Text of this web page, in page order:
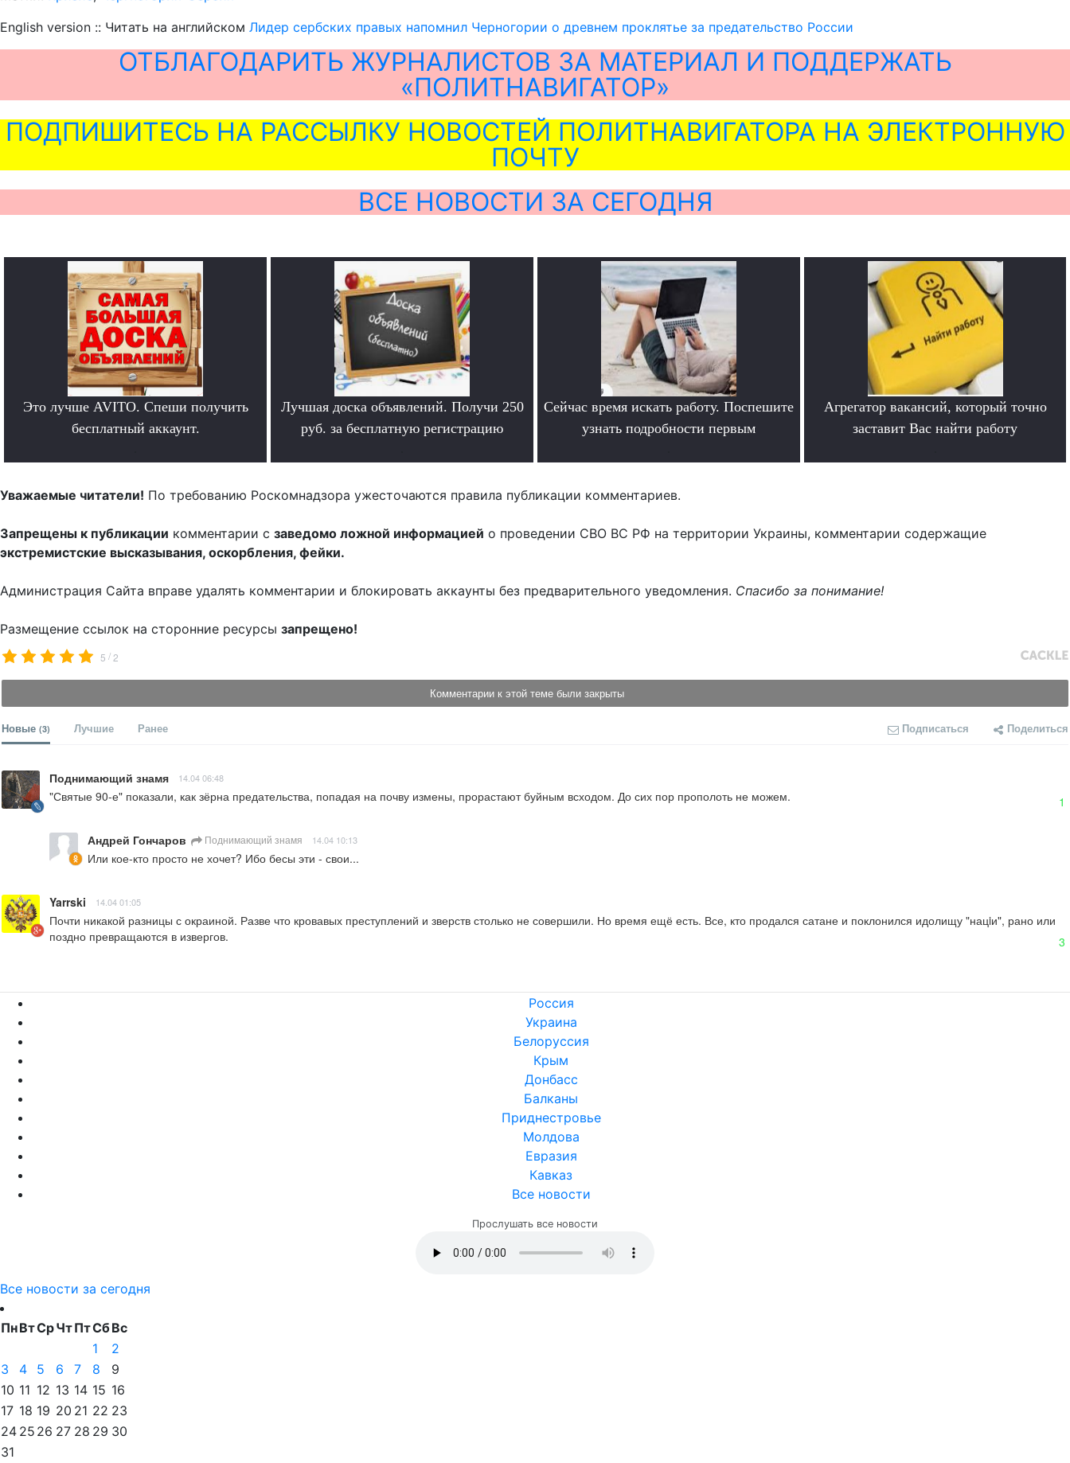
English version :: Читать на английском Лидер сербских правых напомнил Черногории о древнем проклятье за предательство России
ОТБЛАГОДАРИТЬ ЖУРНАЛИСТОВ ЗА МАТЕРИАЛ И ПОДДЕРЖАТЬ
«ПОЛИТНАВИГАТОР»
ПОДПИШИТЕСЬ НА РАССЫЛКУ НОВОСТЕЙ ПОЛИТНАВИГАТОРА НА ЭЛЕКТРОННУЮ
ПОЧТУ
ВСЕ НОВОСТИ ЗА СЕГОДНЯ
Это лучше AVITO. Спеши получить
бесплатный аккаунт.
Лучшая доска объявлений. Получи 250
руб. за бесплатную регистрацию
Сейчас время искать работу. Поспешите
узнать подробности первым
Агрегатор вакансий, который точно
заставит Вас найти работу
Уважаемые читатели! По требованию Роскомнадзора ужесточаются правила публикации комментариев.
Запрещены к публикации комментарии с заведомо ложной информацией о проведении СВО ВС РФ на территории Украины, комментарии содержащие
экстремистские высказывания, оскорбления, фейки.
Администрация Сайта вправе удалять комментарии и блокировать аккаунты без предварительного уведомления. Спасибо за понимание!
Размещение ссылок на сторонние ресурсы запрещено!
5 /2
Комментарии к этой теме были закрыты
Новые (3) Лучшие Ранее Подписаться Поделиться
Поднимающий знамя 14.04 06:48
"Святые 90-е" показали, как зёрна предательства, попадая на почву измены, прорастают буйным всходом. До сих пор прополоть не можем. 1
Андрей Гончаров Поднимающий знамя 14.04 10:13
Или кое-кто просто не хочет? Ибо бесы эти - свои...
Yarrski 14.04 01:05
Почти никакой разницы с окраиной. Разве что кровавых преступлений и зверств столько не совершили. Но время ещё есть. Все, кто продался сатане и поклонился идолищу "нацiи", рано или
поздно превращаются в извергов.
3
Россия
Украина
Белоруссия
Крым
Донбасс
Балканы
Приднестровье
Молдова
Евразия
Кавказ
Все новости
Прослушать все новости
Все новости за сегодня
ПнВтСрЧтПтСбВс
1
2
3
4 5 6 7 8
9
10 11 12 13 14 15 16
17 18 19 20 21 22 23
24 25 26 27 28 29 30
31